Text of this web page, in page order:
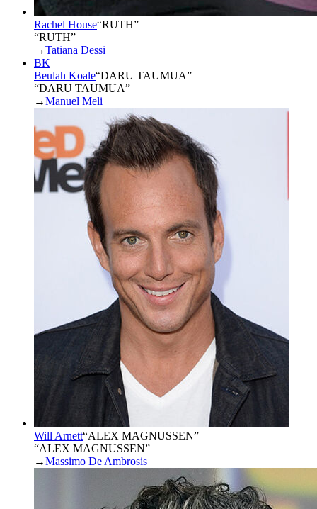
Rachel House“RUTH”
“RUTH”
→Tatiana Dessi
BK
Beulah Koale“DARU TAUMUA”
“DARU TAUMUA”
→Manuel Meli
Will Arnett“ALEX MAGNUSSEN”
“ALEX MAGNUSSEN”
→Massimo De Ambrosis